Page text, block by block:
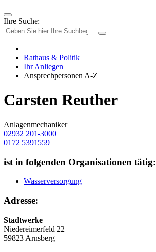
Ihre Suche:
Rathaus & Politik
Ihr Anliegen
Ansprechpersonen A-Z
Carsten Reuther
Anlagenmechaniker
02932 201-3000
0172 5391559
ist in folgenden Organisationen tätig:
Wasserversorgung
Adresse:
Stadtwerke
Niedereimerfeld 22
59823 Arnsberg